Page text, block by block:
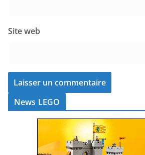
Site web
News LEGO